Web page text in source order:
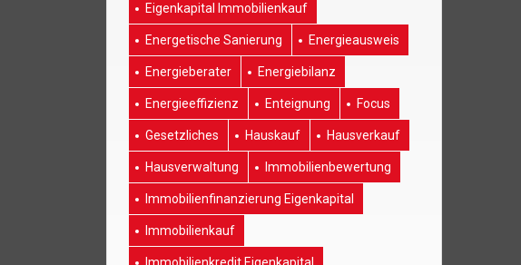
Eigenkapital Immobilienkauf
Energetische Sanierung Energieausweis
Energieberater Energiebilanz
Energieeffizienz Enteignung Focus
Gesetzliches Hauskauf Hausverkauf
Hausverwaltung Immobilienbewertung
Immobilienfinanzierung Eigenkapital
Immobilienkauf